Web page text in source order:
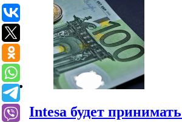
Intesa будет